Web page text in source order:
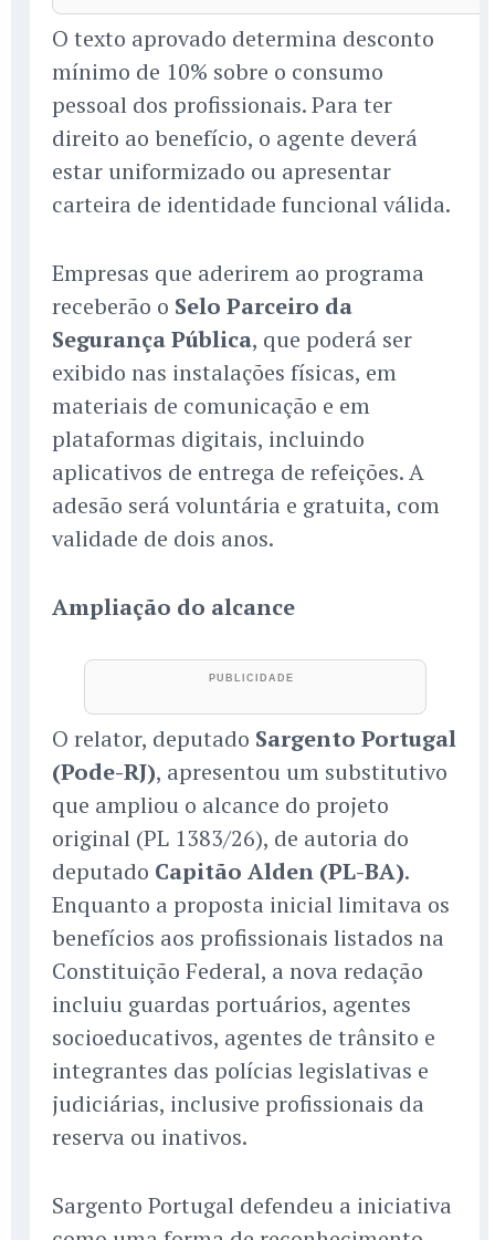
O texto aprovado determina desconto
mínimo de 10% sobre o consumo
pessoal dos profissionais. Para ter
direito ao benefício, o agente deverá
estar uniformizado ou apresentar
carteira de identidade funcional válida.
Empresas que aderirem ao programa
receberão o Selo Parceiro da
Segurança Pública, que poderá ser
exibido nas instalações físicas, em
materiais de comunicação e em
plataformas digitais, incluindo
aplicativos de entrega de refeições. A
adesão será voluntária e gratuita, com
validade de dois anos.
Ampliação do alcance
O relator, deputado Sargento Portugal
(Pode-RJ), apresentou um substitutivo
que ampliou o alcance do projeto
original (PL 1383/26), de autoria do
deputado Capitão Alden (PL-BA).
Enquanto a proposta inicial limitava os
benefícios aos profissionais listados na
Constituição Federal, a nova redação
incluiu guardas portuários, agentes
socioeducativos, agentes de trânsito e
integrantes das polícias legislativas e
judiciárias, inclusive profissionais da
reserva ou inativos.
Sargento Portugal defendeu a iniciativa